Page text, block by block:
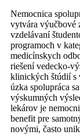
Nemocnica
vytvára výučbové
vzdelávaní
programoch v
medicínskych
riešení vedecko-
klinických štúdií s
úzka spolupráca
výskumných
lekárov je
benefit pre
novými, často